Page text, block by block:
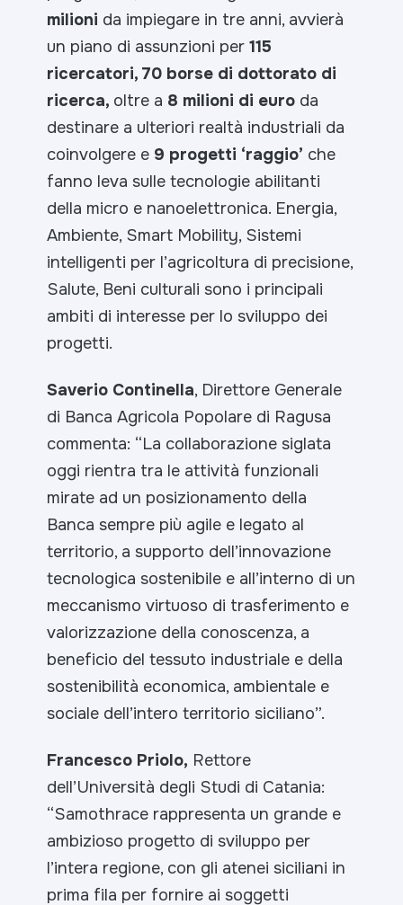
milioni da impiegare in tre anni, avvierà
un piano di assunzioni per115
ricercatori, 70 borse di dottorato di
ricerca, oltre a 8 milioni di euro da
destinare a ulteriori realtà industriali da
coinvolgere e 9 progetti ‘raggio’ che
fanno leva sulle tecnologie abilitanti
della micro e nanoelettronica. Energia,
Ambiente, Smart Mobility, Sistemi
intelligenti per l’agricoltura di precisione,
Salute, Beni culturali sono i principali
ambiti di interesse per lo sviluppo dei
progetti.
Saverio Continella, Direttore Generale
di Banca Agricola Popolare di Ragusa
commenta: “La collaborazione siglata
oggi rientra tra le attività funzionali
mirate ad un posizionamento della
Banca sempre più agile e legato al
territorio, a supporto dell’innovazione
tecnologica sostenibile e all’interno di un
meccanismo virtuoso di trasferimento e
valorizzazione della conoscenza, a
beneficio del tessuto industriale e della
sostenibilità economica, ambientale e
sociale dell’intero territorio siciliano”.
Francesco Priolo, Rettore
dell’Università degli Studi di Catania:
“Samothrace rappresenta un grande e
ambizioso progetto di sviluppo per
l’intera regione, con gli atenei siciliani in
prima fila per fornire ai soggetti